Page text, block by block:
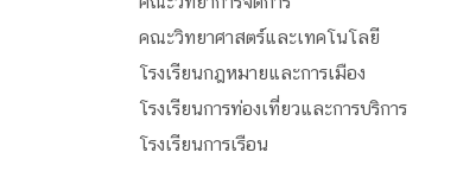
คณะวิทยาศาสตร์และเทคโนโลยี
โรงเรียนกฎหมายและการเมือง
โรงเรียนการท่องเที่ยวและการบริการ
โรงเรียนการเรือน